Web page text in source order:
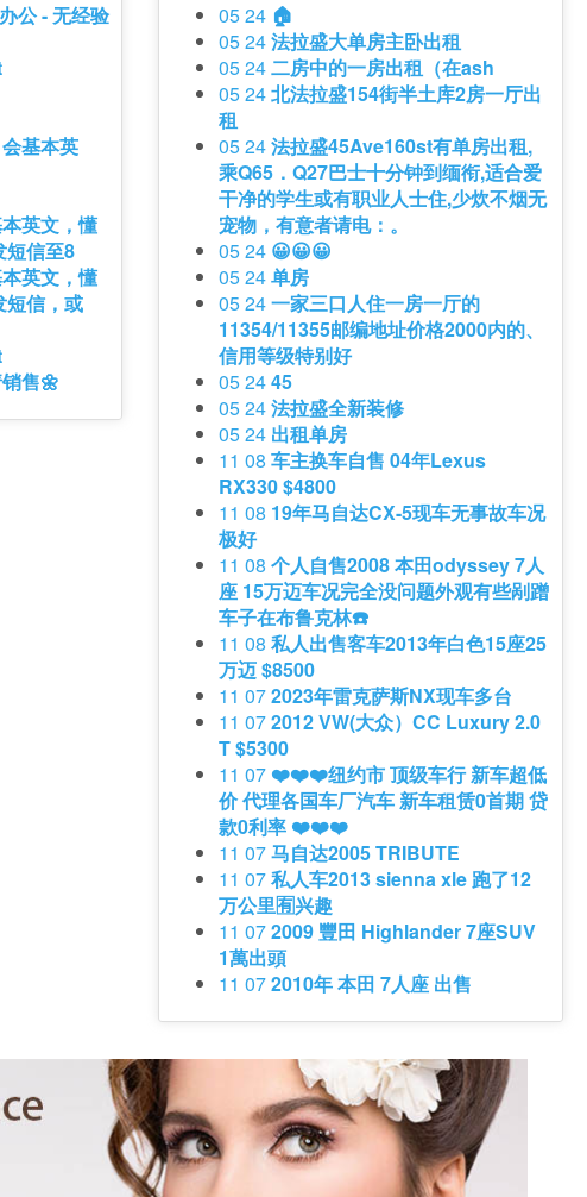
公 - 无经验
基本英
英文，懂
短信至8
英文，懂
短信，或
售🌼
05 24 🏠
05 24法拉盛大单房主卧出租
05 24二房中的一房出租（在ash
05 24北法拉盛154街半土库2房一厅出
租
05 24法拉盛45Ave160st有单房出租,
乘Q65．Q27巴士十分钟到缅衔,适合爱
干净的学生或有职业人士住,少炊不烟无
宠物，有意者请电：。
05 24 😀😀😀
05 24单房
05 24一家三口人住一房一厅的
11354/11355邮编地址价格2000内的、
信用等级特别好
05 2445
05 24法拉盛全新装修
05 24 出租单房
11 08车主换车自售 04年Lexus
RX330 $4800
11 08 19年马自达CX-5现车无事故车况
极好
11 08个人自售2008 本田odyssey 7人
座 15万迈车况完全没问题外观有些剐蹭
车子在布鲁克林☎️
11 08私人出售客车2013年白色15座25
万迈 $8500
11 072023年雷克萨斯NX现车多台
11 072012 VW(大众）CC Luxury 2.0
T $5300
11 07 ❤️❤️❤️纽约市 顶级车行 新车超低
价 代理各国车厂汽车 新车租赁0首期 贷
款0利率 ❤️❤️❤️
11 07马自达2005 TRIBUTE
11 07私人车2013 sienna xle 跑了12
万公里🈶️兴趣
11 072009 豐田 Highlander 7座SUV
1萬出頭
11 072010年 本田 7人座 出售